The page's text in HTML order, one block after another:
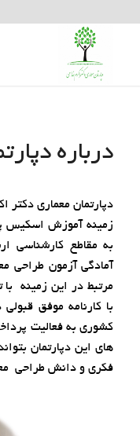
درباره
زمینه آموزش اسکیس
به مقاطع کارشناسی
آمادگی آزمون طراحی
مرتبط در این زمینه
با کارنامه موفق
کشوری به فعالیت
های این دپارتمان
فکری و دانش طراحی